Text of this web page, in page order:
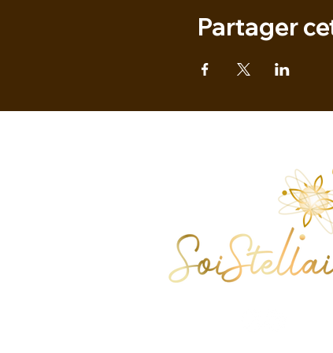
Partager